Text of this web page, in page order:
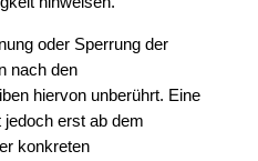
oder Sperrung der
nach den
hiervon unberührt. Eine
erst ab dem
konkreten